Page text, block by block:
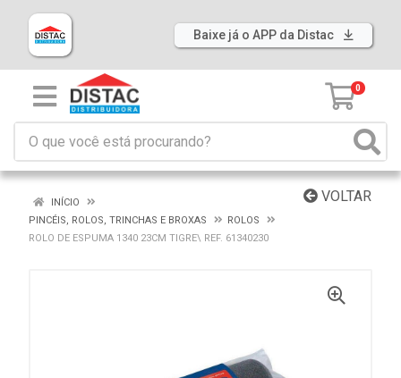
Baixe já o APP da Distac
0
VOLTAR
INÍCIO
PINCÉIS, ROLOS, TRINCHAS E BROXAS
ROLOS
ROLO DE ESPUMA 1340 23CM TIGRE\ REF. 61340230